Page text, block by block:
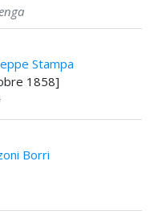
Stampa
1858]
Borri